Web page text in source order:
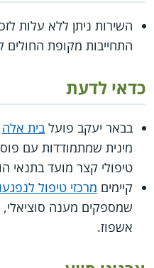
השירות ניתן ללא עלות
התחייבות מקופת החולים
כדאי לדעת
בבאר יעקב פועל בית אלה
מינית שמתמודדות עם
טיפולי קצר מועד בתנאי
קיימים מרכזי טיפול
שמספקים מענה
אשפוז.